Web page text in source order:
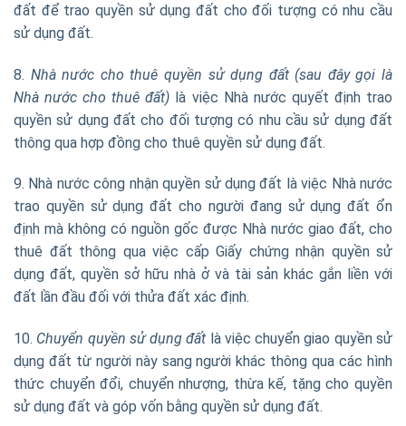
đất để trao quyền sử dụng đất cho đối tượng có nhu cầu
sử dụng đất.
8. Nhà nước cho thuê quyền sử dụng đất (sau đây gọi là
Nhà nước cho thuê đất) là việc Nhà nước quyết định trao
quyền sử dụng đất cho đối tượng có nhu cầu sử dụng đất
thông qua hợp đồng cho thuê quyền sử dụng đất.
9. Nhà nước công nhận quyền sử dụng đất là việc Nhà nước
trao quyền sử dụng đất cho người đang sử dụng đất ổn
định mà không có nguồn gốc được Nhà nước giao đất, cho
thuê đất thông qua việc cấp Giấy chứng nhận quyền sử
dụng đất, quyền sở hữu nhà ở và tài sản khác gắn liền với
đất lần đầu đối với thửa đất xác định.
10. Chuyển quyền sử dụng đất là việc chuyển giao quyền sử
dụng đất từ người này sang người khác thông qua các hình
thức chuyển đổi, chuyển nhượng, thừa kế, tặng cho quyền
sử dụng đất và góp vốn bằng quyền sử dụng đất.